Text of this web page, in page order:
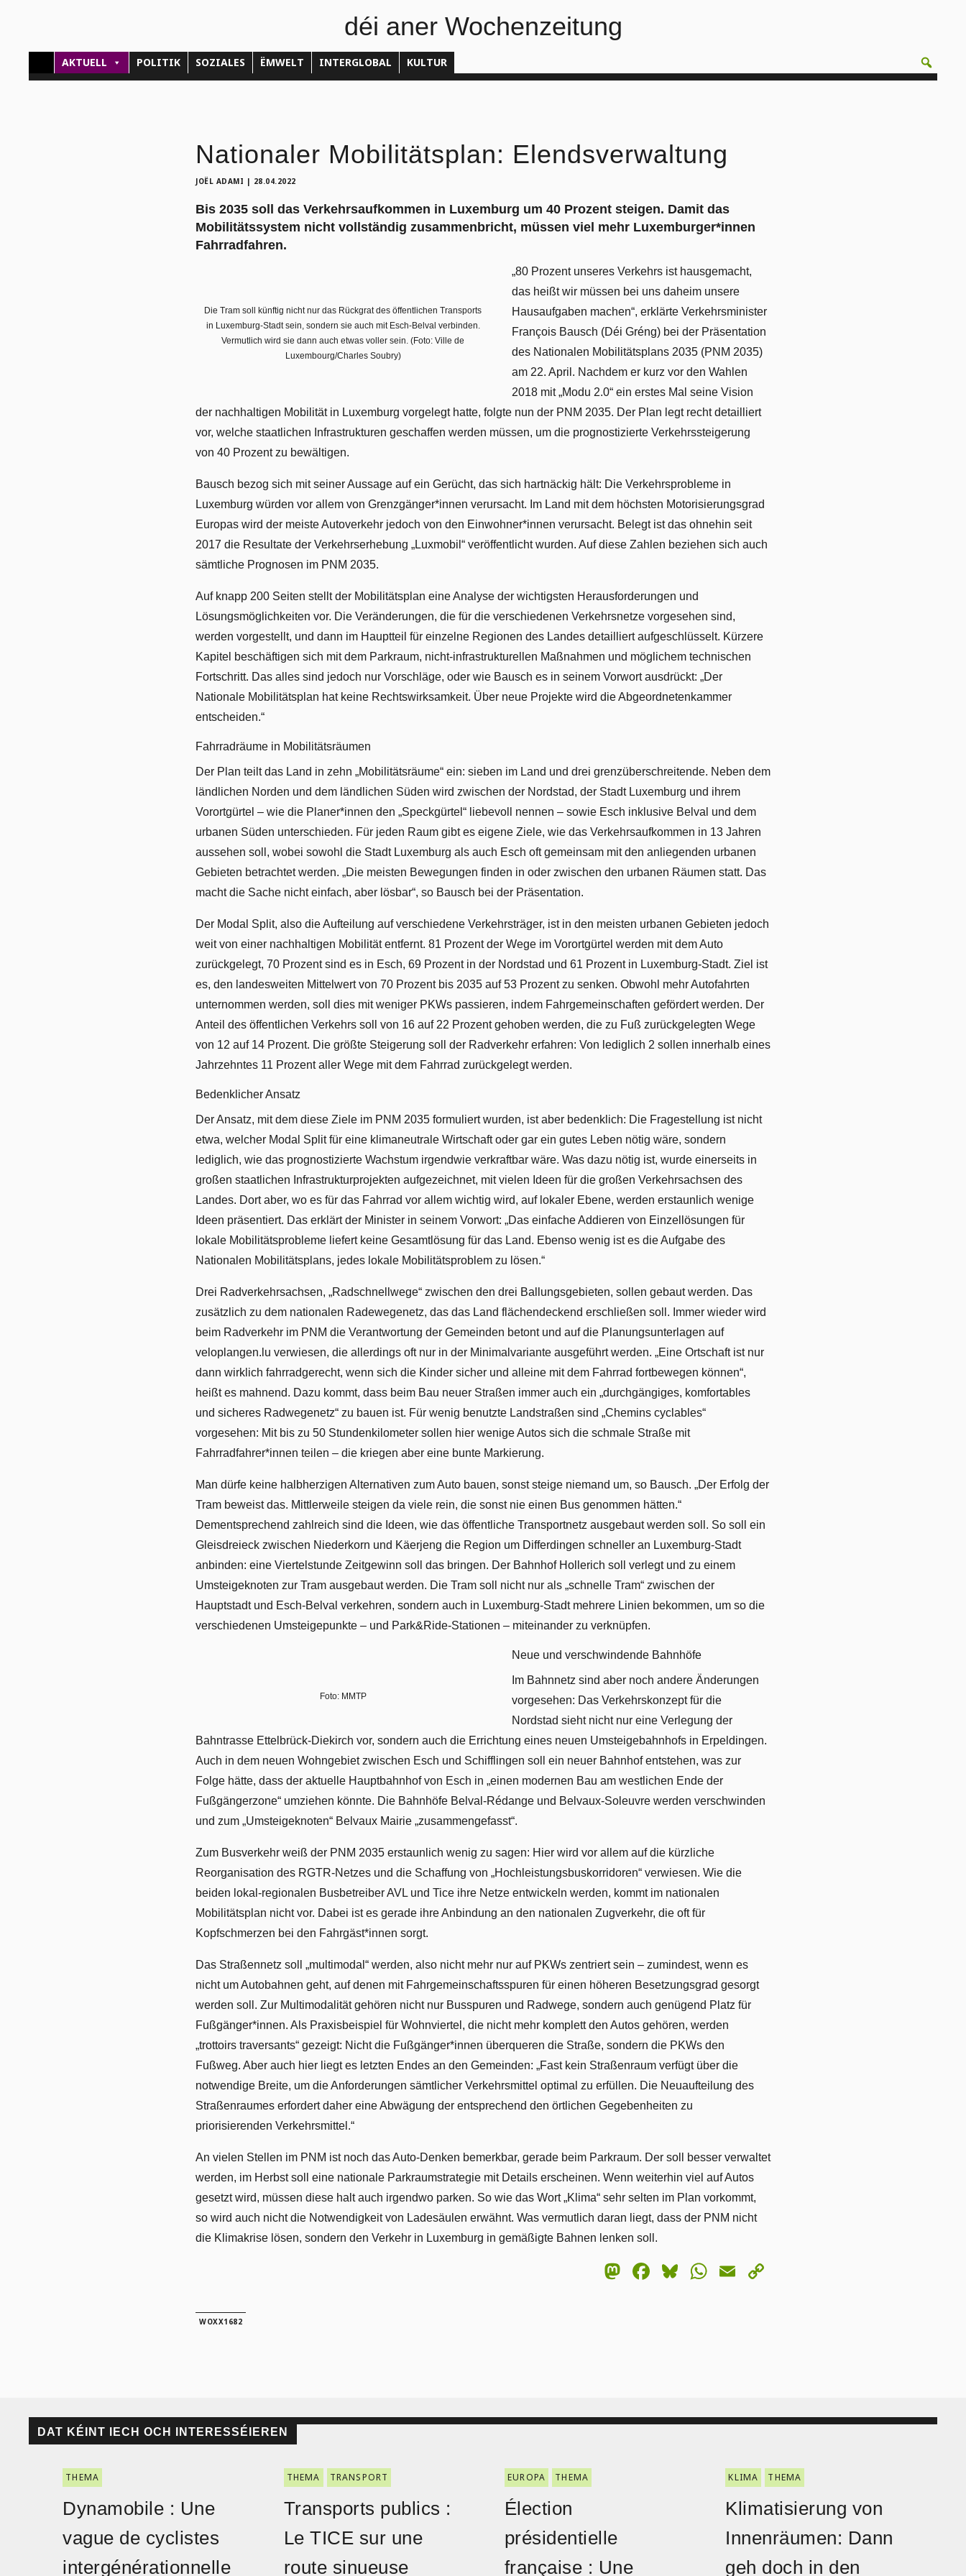
déi aner Wochenzeitung
AKTUELL POLITIK SOZIALES ËMWELT INTERGLOBAL KULTUR
Nationaler Mobilitätsplan: Elendsverwaltung
JOËL ADAMI | 28.04.2022
Bis 2035 soll das Verkehrsaufkommen in Luxemburg um 40 Prozent steigen. Damit das
Mobilitätssystem nicht vollständig zusammenbricht, müssen viel mehr Luxemburger*innen
Fahrradfahren.
Die Tram soll künftig nicht nur das Rückgrat des öffentlichen Transports
in Luxemburg-Stadt sein, sondern sie auch mit Esch-Belval verbinden.
Vermutlich wird sie dann auch etwas voller sein. (Foto: Ville de
Luxembourg/Charles Soubry)
„80 Prozent unseres Verkehrs ist hausgemacht,
das heißt wir müssen bei uns daheim unsere
Hausaufgaben machen“, erklärte Verkehrsminister
François Bausch (Déi Gréng) bei der Präsentation
des Nationalen Mobilitätsplans 2035 (PNM 2035)
am 22. April. Nachdem er kurz vor den Wahlen
2018 mit „Modu 2.0“ ein erstes Mal seine Vision
der nachhaltigen Mobilität in Luxemburg vorgelegt hatte, folgte nun der PNM 2035. Der Plan legt recht detailliert
vor, welche staatlichen Infrastrukturen geschaffen werden müssen, um die prognostizierte Verkehrssteigerung
von 40 Prozent zu bewältigen.
Bausch bezog sich mit seiner Aussage auf ein Gerücht, das sich hartnäckig hält: Die Verkehrsprobleme in
Luxemburg würden vor allem von Grenzgänger*innen verursacht. Im Land mit dem höchsten Motorisierungsgrad
Europas wird der meiste Autoverkehr jedoch von den Einwohner*innen verursacht. Belegt ist das ohnehin seit
2017 die Resultate der Verkehrserhebung „Luxmobil“ veröffentlicht wurden. Auf diese Zahlen beziehen sich auch
sämtliche Prognosen im PNM 2035.
Auf knapp 200 Seiten stellt der Mobilitätsplan eine Analyse der wichtigsten Herausforderungen und
Lösungsmöglichkeiten vor. Die Veränderungen, die für die verschiedenen Verkehrsnetze vorgesehen sind,
werden vorgestellt, und dann im Hauptteil für einzelne Regionen des Landes detailliert aufgeschlüsselt. Kürzere
Kapitel beschäftigen sich mit dem Parkraum, nicht-infrastrukturellen Maßnahmen und möglichem technischen
Fortschritt. Das alles sind jedoch nur Vorschläge, oder wie Bausch es in seinem Vorwort ausdrückt: „Der
Nationale Mobilitätsplan hat keine Rechtswirksamkeit. Über neue Projekte wird die Abgeordnetenkammer
entscheiden.“
Fahrradräume in Mobilitätsräumen
Der Plan teilt das Land in zehn „Mobilitätsräume“ ein: sieben im Land und drei grenzüberschreitende. Neben dem
ländlichen Norden und dem ländlichen Süden wird zwischen der Nordstad, der Stadt Luxemburg und ihrem
Vorortgürtel – wie die Planer*innen den „Speckgürtel“ liebevoll nennen – sowie Esch inklusive Belval und dem
urbanen Süden unterschieden. Für jeden Raum gibt es eigene Ziele, wie das Verkehrsaufkommen in 13 Jahren
aussehen soll, wobei sowohl die Stadt Luxemburg als auch Esch oft gemeinsam mit den anliegenden urbanen
Gebieten betrachtet werden. „Die meisten Bewegungen finden in oder zwischen den urbanen Räumen statt. Das
macht die Sache nicht einfach, aber lösbar“, so Bausch bei der Präsentation.
Der Modal Split, also die Aufteilung auf verschiedene Verkehrsträger, ist in den meisten urbanen Gebieten jedoch
weit von einer nachhaltigen Mobilität entfernt. 81 Prozent der Wege im Vorortgürtel werden mit dem Auto
zurückgelegt, 70 Prozent sind es in Esch, 69 Prozent in der Nordstad und 61 Prozent in Luxemburg-Stadt. Ziel ist
es, den landesweiten Mittelwert von 70 Prozent bis 2035 auf 53 Prozent zu senken. Obwohl mehr Autofahrten
unternommen werden, soll dies mit weniger PKWs passieren, indem Fahrgemeinschaften gefördert werden. Der
Anteil des öffentlichen Verkehrs soll von 16 auf 22 Prozent gehoben werden, die zu Fuß zurückgelegten Wege
von 12 auf 14 Prozent. Die größte Steigerung soll der Radverkehr erfahren: Von lediglich 2 sollen innerhalb eines
Jahrzehntes 11 Prozent aller Wege mit dem Fahrrad zurückgelegt werden.
Bedenklicher Ansatz
Der Ansatz, mit dem diese Ziele im PNM 2035 formuliert wurden, ist aber bedenklich: Die Fragestellung ist nicht
etwa, welcher Modal Split für eine klimaneutrale Wirtschaft oder gar ein gutes Leben nötig wäre, sondern
lediglich, wie das prognostizierte Wachstum irgendwie verkraftbar wäre. Was dazu nötig ist, wurde einerseits in
großen staatlichen Infrastrukturprojekten aufgezeichnet, mit vielen Ideen für die großen Verkehrsachsen des
Landes. Dort aber, wo es für das Fahrrad vor allem wichtig wird, auf lokaler Ebene, werden erstaunlich wenige
Ideen präsentiert. Das erklärt der Minister in seinem Vorwort: „Das einfache Addieren von Einzellösungen für
lokale Mobilitätsprobleme liefert keine Gesamtlösung für das Land. Ebenso wenig ist es die Aufgabe des
Nationalen Mobilitätsplans, jedes lokale Mobilitätsproblem zu lösen.“
Drei Radverkehrsachsen, „Radschnellwege“ zwischen den drei Ballungsgebieten, sollen gebaut werden. Das
zusätzlich zu dem nationalen Radewegenetz, das das Land flächendeckend erschließen soll. Immer wieder wird
beim Radverkehr im PNM die Verantwortung der Gemeinden betont und auf die Planungsunterlagen auf
veloplangen.lu verwiesen, die allerdings oft nur in der Minimalvariante ausgeführt werden. „Eine Ortschaft ist nur
dann wirklich fahrradgerecht, wenn sich die Kinder sicher und alleine mit dem Fahrrad fortbewegen können“,
heißt es mahnend. Dazu kommt, dass beim Bau neuer Straßen immer auch ein „durchgängiges, komfortables
und sicheres Radwegenetz“ zu bauen ist. Für wenig benutzte Landstraßen sind „Chemins cyclables“
vorgesehen: Mit bis zu 50 Stundenkilometer sollen hier wenige Autos sich die schmale Straße mit
Fahrradfahrer*innen teilen – die kriegen aber eine bunte Markierung.
Man dürfe keine halbherzigen Alternativen zum Auto bauen, sonst steige niemand um, so Bausch. „Der Erfolg der
Tram beweist das. Mittlerweile steigen da viele rein, die sonst nie einen Bus genommen hätten.“
Dementsprechend zahlreich sind die Ideen, wie das öffentliche Transportnetz ausgebaut werden soll. So soll ein
Gleisdreieck zwischen Niederkorn und Käerjeng die Region um Differdingen schneller an Luxemburg-Stadt
anbinden: eine Viertelstunde Zeitgewinn soll das bringen. Der Bahnhof Hollerich soll verlegt und zu einem
Umsteigeknoten zur Tram ausgebaut werden. Die Tram soll nicht nur als „schnelle Tram“ zwischen der
Hauptstadt und Esch-Belval verkehren, sondern auch in Luxemburg-Stadt mehrere Linien bekommen, um so die
verschiedenen Umsteigepunkte – und Park&Ride-Stationen – miteinander zu verknüpfen.
Foto: MMTP
Neue und verschwindende Bahnhöfe
Im Bahnnetz sind aber noch andere Änderungen
vorgesehen: Das Verkehrskonzept für die
Nordstad sieht nicht nur eine Verlegung der
Bahntrasse Ettelbrück-Diekirch vor, sondern auch die Errichtung eines neuen Umsteigebahnhofs in Erpeldingen.
Auch in dem neuen Wohngebiet zwischen Esch und Schifflingen soll ein neuer Bahnhof entstehen, was zur
Folge hätte, dass der aktuelle Hauptbahnhof von Esch in „einen modernen Bau am westlichen Ende der
Fußgängerzone“ umziehen könnte. Die Bahnhöfe Belval-Rédange und Belvaux-Soleuvre werden verschwinden
und zum „Umsteigeknoten“ Belvaux Mairie „zusammengefasst“.
Zum Busverkehr weiß der PNM 2035 erstaunlich wenig zu sagen: Hier wird vor allem auf die kürzliche
Reorganisation des RGTR-Netzes und die Schaffung von „Hochleistungsbuskorridoren“ verwiesen. Wie die
beiden lokal-regionalen Busbetreiber AVL und Tice ihre Netze entwickeln werden, kommt im nationalen
Mobilitätsplan nicht vor. Dabei ist es gerade ihre Anbindung an den nationalen Zugverkehr, die oft für
Kopfschmerzen bei den Fahrgäst*innen sorgt.
Das Straßennetz soll „multimodal“ werden, also nicht mehr nur auf PKWs zentriert sein – zumindest, wenn es
nicht um Autobahnen geht, auf denen mit Fahrgemeinschaftsspuren für einen höheren Besetzungsgrad gesorgt
werden soll. Zur Multimodalität gehören nicht nur Busspuren und Radwege, sondern auch genügend Platz für
Fußgänger*innen. Als Praxisbeispiel für Wohnviertel, die nicht mehr komplett den Autos gehören, werden
„trottoirs traversants“ gezeigt: Nicht die Fußgänger*innen überqueren die Straße, sondern die PKWs den
Fußweg. Aber auch hier liegt es letzten Endes an den Gemeinden: „Fast kein Straßenraum verfügt über die
notwendige Breite, um die Anforderungen sämtlicher Verkehrsmittel optimal zu erfüllen. Die Neuaufteilung des
Straßenraumes erfordert daher eine Abwägung der entsprechend den örtlichen Gegebenheiten zu
priorisierenden Verkehrsmittel.“
An vielen Stellen im PNM ist noch das Auto-Denken bemerkbar, gerade beim Parkraum. Der soll besser verwaltet
werden, im Herbst soll eine nationale Parkraumstrategie mit Details erscheinen. Wenn weiterhin viel auf Autos
gesetzt wird, müssen diese halt auch irgendwo parken. So wie das Wort „Klima“ sehr selten im Plan vorkommt,
so wird auch nicht die Notwendigkeit von Ladesäulen erwähnt. Was vermutlich daran liegt, dass der PNM nicht
die Klimakrise lösen, sondern den Verkehr in Luxemburg in gemäßigte Bahnen lenken soll.
Mastodon
Facebook
Bluesky
WhatsApp
Email
WOXX1682
DAT KÉINT IECH OCH INTERESSÉIEREN
THEMA
Dynamobile : Une
vague de cyclistes
intergénérationnelle
THEMA TRANSPORT
Transports publics :
Le TICE sur une
route sinueuse
EUROPA THEMA
Élection
présidentielle
française : Une
KLIMA THEMA
Klimatisierung von
Innenräumen: Dann
geh doch in den